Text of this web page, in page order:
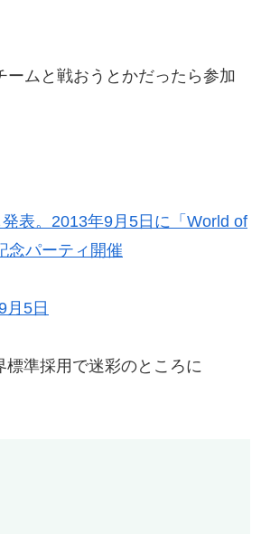
ムと戦おうとかだったら参加
表。2013年9月5日に「World of
念パーティ開催
月5日
準採用で迷彩のところに